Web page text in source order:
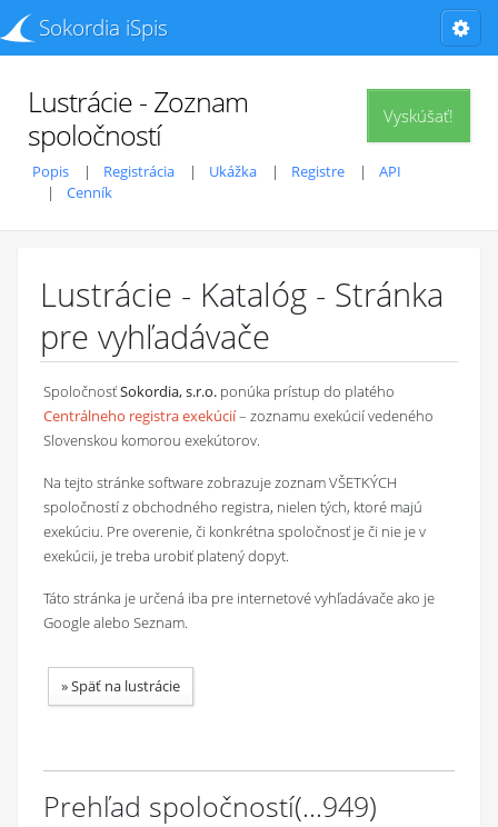
Sokordia iSpis
Vyskúšať!
Lustrácie - Zoznam
spoločností
Popis Registrácia Ukážka Registre
API
Cenník
Lustrácie - Katalóg - Stránka
pre vyhľadávače
SpoločnosťSokordia, s.r.o. ponúka prístup do platého
Centrálneho registra exekúcií– zoznamu exekúcií vedeného
Slovenskou komorou exekútorov.
Na tejto stránke software zobrazuje zoznam VŠETKÝCH
spoločností z obchodného registra, nielen tých, ktoré majú
exekúciu. Pre overenie, či konkrétna spoločnosť je či nie je v
exekúcii, je treba urobiť platený dopyt.
Táto stránka je určená iba pre internetové vyhľadávače ako je
Google alebo Seznam.
»Späť na lustrácie
Prehľad spoločností(...949)